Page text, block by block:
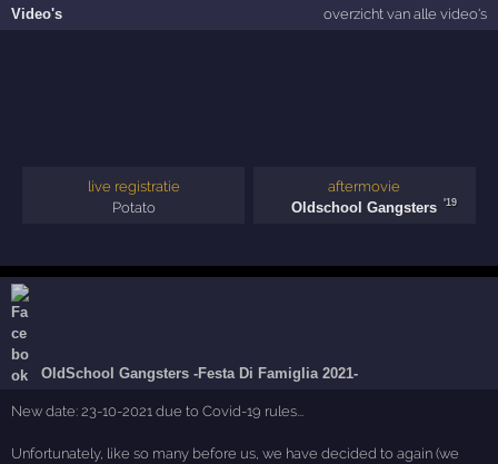
Video's overzicht van alle video's
live registratie
Potato
aftermovie
Oldschool Gangsters
'19
OldSchool Gangsters -Festa Di Famiglia 2021-
New date: 23-10-2021 due to Covid-19 rules...
Unfortunately, like so many before us, we have decided to again (we